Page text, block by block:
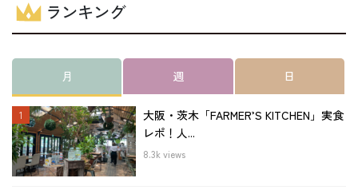
ランキング
月 週 日
大阪・茨木「FARMER’S KITCHEN」実食
レポ！人...
8.3k views